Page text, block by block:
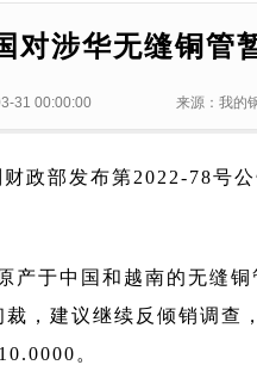
对涉华无缝铜管
31 00:00:00 来源：我的
政部发布第2022-78号
产于中国和越南的无缝
，建议继续反倾销调
。